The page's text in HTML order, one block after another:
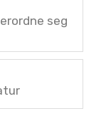
seg